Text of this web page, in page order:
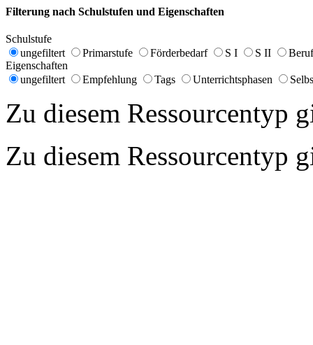
Filterung nach Schulstufen und Eigenschaften
Schulstufe
ungefiltert
Primarstufe Förderbedarf S I S II
Eigenschaften
ungefiltert
Empfehlung Tags Unterrichtsphasen
Zu diesem Ressourcentyp
Zu diesem Ressourcentyp